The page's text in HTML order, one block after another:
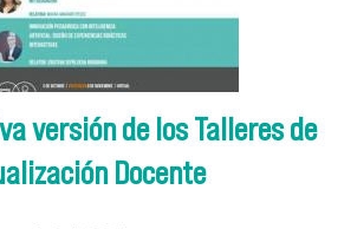
versión de los Talleres de
Docente